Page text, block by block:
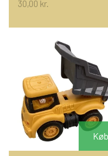
PULL BACK
30,00 kr.
Køb